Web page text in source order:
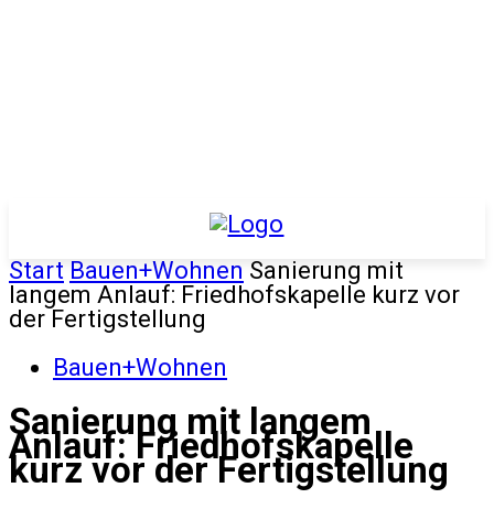
Start Bauen+Wohnen Sanierung mit
langem Anlauf: Friedhofskapelle kurz vor
der Fertigstellung
Bauen+Wohnen
Sanierung mit langem
Anlauf: Friedhofskapelle
kurz vor der Fertigstellung